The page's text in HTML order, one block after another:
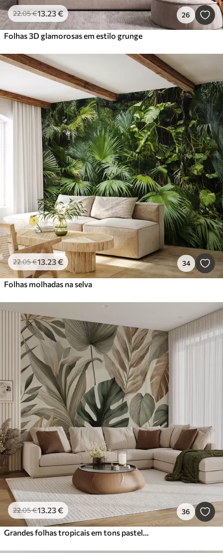
22.05€13.23€ 26
Folhas 3D glamorosas em estilo grunge
22.05€13.23€ 34
Folhas molhadas na selva
22.05€13.23€ 36
Grandes folhas tropicais em tons pastel delicados e contidos